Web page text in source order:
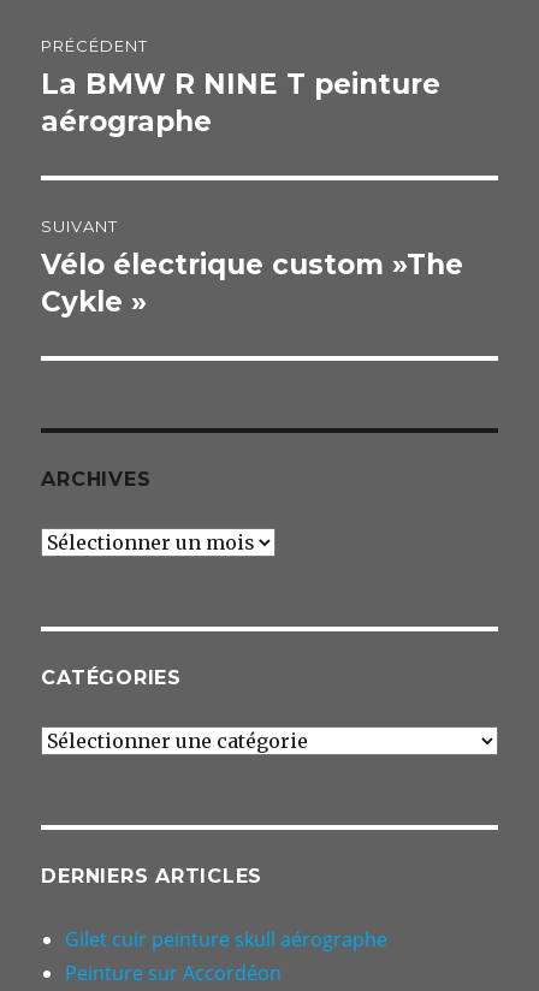
de
l’article
PRÉCÉDENT
Publication
précédente :
La BMW R NINE T peinture
aérographe
SUIVANT
Publication
suivante :
Vélo électrique custom »The
Cykle »
ARCHIVES
Archives
CATÉGORIES
Catégories
DERNIERS ARTICLES
Gilet cuir peinture skull aérographe
Peinture sur Accordéon